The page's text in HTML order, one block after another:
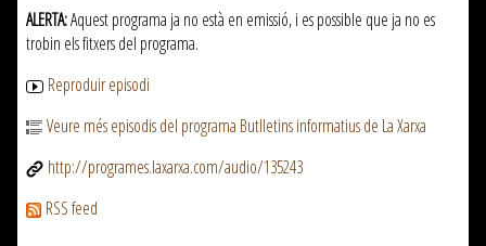
ALERTA:Aquest programa ja no està en emissió, i es possible que ja no es
trobin els fitxers del programa.
Reproduir episodi
Veure més episodis del programa Butlletins informatius de La Xarxa
http://programes.laxarxa.com/audio/135243
RSS feed